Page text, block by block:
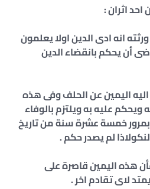
اثران :
انه ادى الدين اولا يعلمون
أن يحكم بانقضاء الدين
اليمين عن الحلف وفى هذه
ويحكم عليه به ويلتزم بالوفاء
بمرور خمسة عشرة سنة من تاريخ
لم يصدر حكم .
هذه اليمين قاصرة على
لاى تقادم اخر .